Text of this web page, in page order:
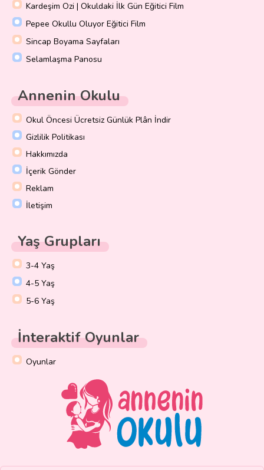
Kardeşim Ozi | Okuldaki İlk Gün Eğitici Film
Pepee Okullu Oluyor Eğitici Film
Sincap Boyama Sayfaları
Selamlaşma Panosu
Annenin Okulu
Okul Öncesi Ücretsiz Günlük Plân İndir
Gizlilik Politikası
Hakkımızda
İçerik Gönder
Reklam
İletişim
Yaş Grupları
3-4 Yaş
4-5 Yaş
5-6 Yaş
İnteraktif Oyunlar
Oyunlar